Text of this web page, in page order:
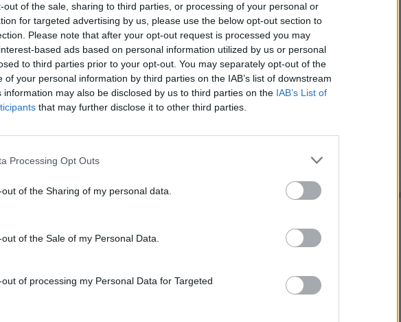
out of the sale, sharing to third parties, or processing of your personal or
for targeted advertising by us, please use the below opt-out section to
Please note that after your opt-out request is processed you may
based ads based on personal information utilized by us or personal
to third parties prior to your opt-out. You may separately opt-out of the
of your personal information by third parties on the IAB’s list of downstream
information may also be disclosed by us to third parties on the IAB’s List of
that may further disclose it to other third parties.
Processing Opt Outs
of the Sharing of my personal data.
of the Sale of my Personal Data.
of processing my Personal Data for Targeted
MFC-J5625DW
MFC-J4625DW
MFC-J5720DW
Informacje handlowe
Brother Central and Eastern Europe GmbH
https://global.brother
ul. Marynarska 15
02-674 Warszawa